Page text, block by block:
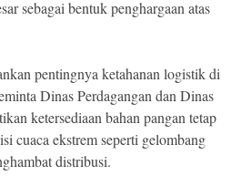
sebagai bentuk penghargaan atas
pentingnya ketahanan logistik di
Dinas Perdagangan dan Dinas
ketersediaan bahan pangan tetap
cuaca ekstrem seperti gelombang
distribusi.